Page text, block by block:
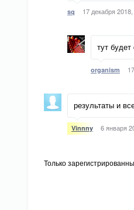
sq 17 декабря
тут
organism
результаты и
Vinnny 6 января
Только